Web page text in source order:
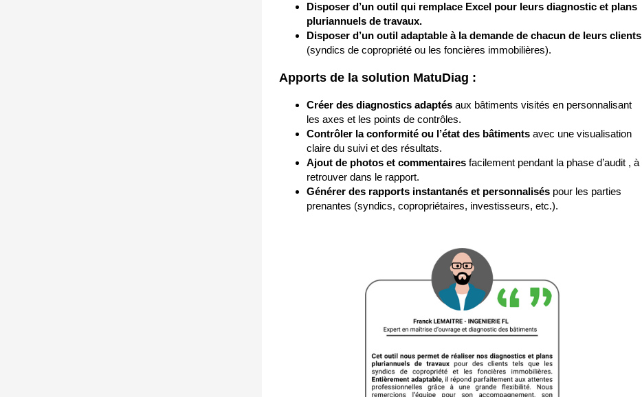
Disposer d’un outil qui remplace Excel pour leurs diagnostic et plans
pluriannuels de travaux.
Disposer d’un outil adaptable à la demande de chacun de leurs clients
(syndics de copropriété ou les foncières immobilières).
Apports de la solution MatuDiag :
Créer des diagnostics adaptés aux bâtiments visités en personnalisant
les axes et les points de contrôles.
Contrôler la conformité ou l’état des bâtiments avec une visualisation
claire du suivi et des résultats.
Ajout de photos et commentaires facilement pendant la phase d’audit , à
retrouver dans le rapport.
Générer des rapports instantanés et personnalisés pour les parties
prenantes (syndics, copropriétaires, investisseurs, etc.).